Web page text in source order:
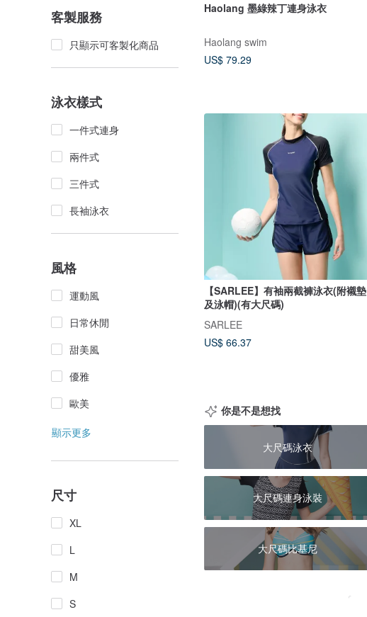
客製服務
只顯示可客製化商品
泳衣樣式
一件式連身
兩件式
三件式
長袖泳衣
風格
運動風
日常休閒
甜美風
優雅
歐美
顯示更多
尺寸
XL
L
M
S
Haolang 墨綠辣丁連身泳衣
Haolang swim
US$ 79.29
【SARLEE】有袖兩截褲泳衣(附襯墊
及泳帽)(有大尺碼)
SARLEE
US$ 66.37
你是不是想找
大尺碼泳衣
大尺碼連身泳裝
大尺碼比基尼